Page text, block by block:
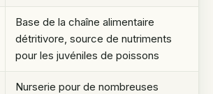
Base de la chaîne alimentaire
détritivore, source de nutriments
pour les juvéniles de poissons
Nurserie pour de nombreuses